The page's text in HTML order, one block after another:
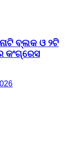
ବ୍ଲକ ଓ ୨ଟି
କଂଗ୍ରେସ